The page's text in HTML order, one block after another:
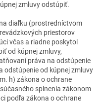
zmluvy odstúpiť.
diaľku (prostredníctvom
priestorov
včas a riadne poskytol
od kúpnej zmluvy,
práva na odstúpenie
odstúpenie od kúpnej zmluvy
h) zákona o ochrane
splnenia zákonom
podľa zákona o ochrane